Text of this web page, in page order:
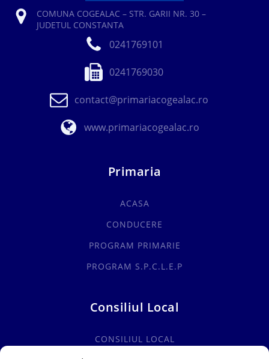
COMUNA COGEALAC – STR. GARII NR. 30 –
JUDETUL CONSTANTA
0241769101
0241769030
contact@primariacogealac.ro
www.primariacogealac.ro
Primaria
ACASA
CONDUCERE
PROGRAM PRIMARIE
PROGRAM S.P.C.L.E.P
Consiliul Local
CONSILIUL LOCAL